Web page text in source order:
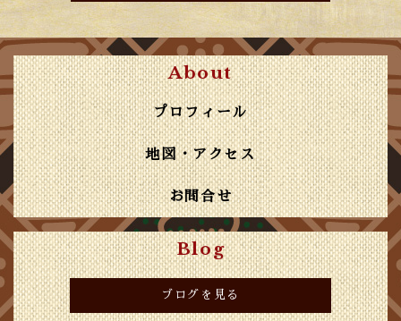
About
プロフィール
地図・アクセス
お問合せ
Blog
ブログを見る